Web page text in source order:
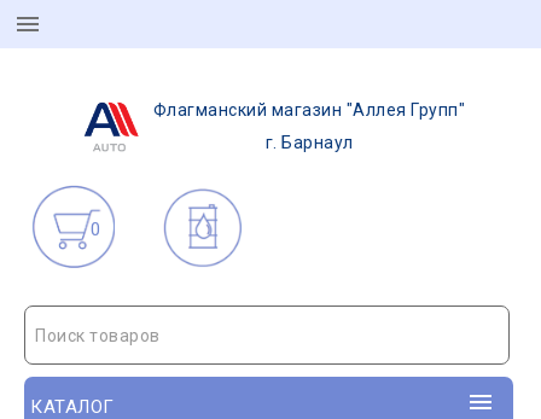
Флагманский магазин "Аллея Групп"
г. Барнаул
0
Поиск товаров
КАТАЛОГ